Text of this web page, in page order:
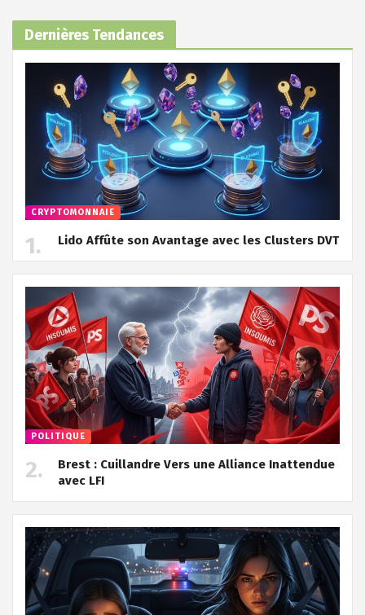
Dernières Tendances
CRYPTOMONNAIE
Lido Affûte son Avantage avec les Clusters DVT
POLITIQUE
Brest : Cuillandre Vers une Alliance Inattendue
avec LFI